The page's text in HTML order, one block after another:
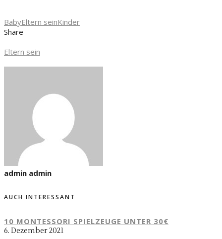
BabyEltern seinKinder
Share
Eltern sein
admin admin
AUCH INTERESSANT
10 MONTESSORI SPIELZEUGE UNTER 30€
6. Dezember 2021